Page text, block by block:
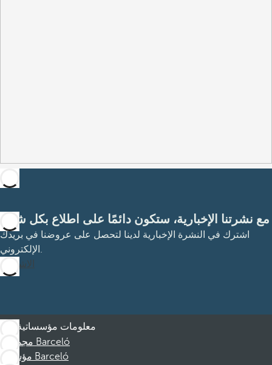
مع نشرتنا الإخبارية، ستكون دائمًا على اطلاع بكل شيء
اشترك في النشرة الإخبارية لدينا لتحصل على عروضنا في بريدك
الإلكتروني.
الاشتراك
معلومات مؤسساتية
مجموعة Barceló
مؤسسة Barceló